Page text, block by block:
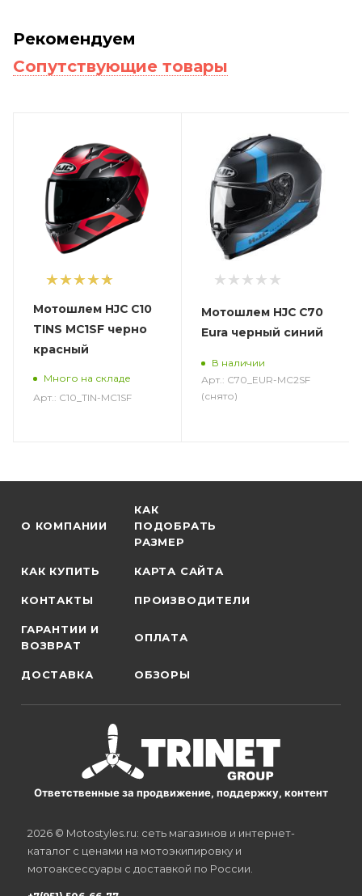
Рекомендуем
Сопутствующие товары
1
Мотошлем HJC C10
TINS MC1SF черно
красный
Много на складе
Арт.: C10_TIN-MC1SF
Мотошлем HJC C70
Eura черный синий
В наличии
Арт.: C70_EUR-MC2SF
(снято)
О КОМПАНИИ
КАК
ПОДОБРАТЬ
РАЗМЕР
КАК КУПИТЬ КАРТА САЙТА
КОНТАКТЫ ПРОИЗВОДИТЕЛИ
ГАРАНТИИ И
ВОЗВРАТ
ОПЛАТА
ДОСТАВКА ОБЗОРЫ
Ответственные за продвижение, поддержку, контент
2026 © Motostyles.ru: сеть магазинов и интернет-
каталог с ценами на мотоэкипировку и
мотоаксессуары с доставкой по России.